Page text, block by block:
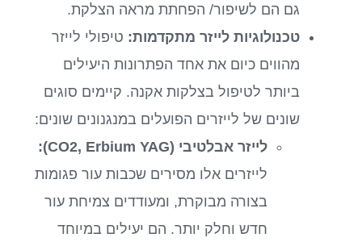
גם הם לשיפור/ הפחתת מראה הצלקת.
טכנולוגיות לייזר מתקדמות: טיפולי לייזר
מהווים כיום את אחד הפתרונות היעילים
ביותר לטיפול בצלקות אקנה. קיימים סוגים
שונים של לייזרים הפועלים במנגנונים שונים:
לייזר אבלטיבי (CO2, Erbium YAG):
לייזרים אלו מסירים שכבות עור פגומות
בצורה מבוקרת, ומעודדים צמיחת עור
חדש וחלק יותר. הם יעילים במיוחד